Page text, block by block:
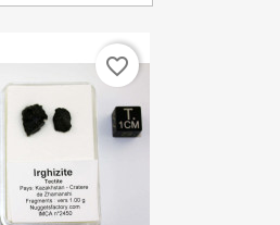
favorite_border